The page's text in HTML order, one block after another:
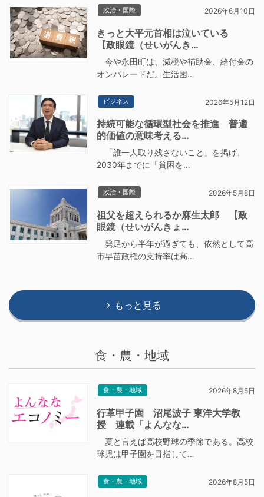
政治・国際 2026年6月10日
きっと大平元首相は泣いている
【政眼鏡（せいがんき…
今や永田町は、減税や補助金、給付金の
オンパレードだ。生活困…
ビジネス 2026年5月12日
持続可能な循環型社会を推進 普遍
的価値の意味考える…
「誰一人取り残さないこと」を掲げ、
2030年までに「貧困を…
政治・国際 2026年5月8日
祖父を超えられるか麻生太郎 【政
眼鏡（せいがんきょ…
発足から半年が過ぎても、依然として高
市早苗政権の支持率は高…
もっと見る
食・農・地域
食・農・地域 2026年8月5日
行革甲子園 沼尾波子 東洋大学教
授 連載「よんなな…
夏と言えば高校野球の季節である。高校
球児は甲子園を目指して…
食・農・地域 2026年8月5日